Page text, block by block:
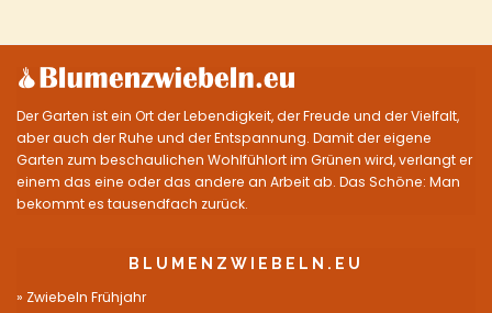
Der Garten ist ein Ort der Lebendigkeit, der Freude und der Vielfalt,
aber auch der Ruhe und der Entspannung. Damit der eigene
Garten zum beschaulichen Wohlfühlort im Grünen wird, verlangt er
einem das eine oder das andere an Arbeit ab. Das Schöne: Man
bekommt es tausendfach zurück.
BLUMENZWIEBELN.EU
Zwiebeln Frühjahr